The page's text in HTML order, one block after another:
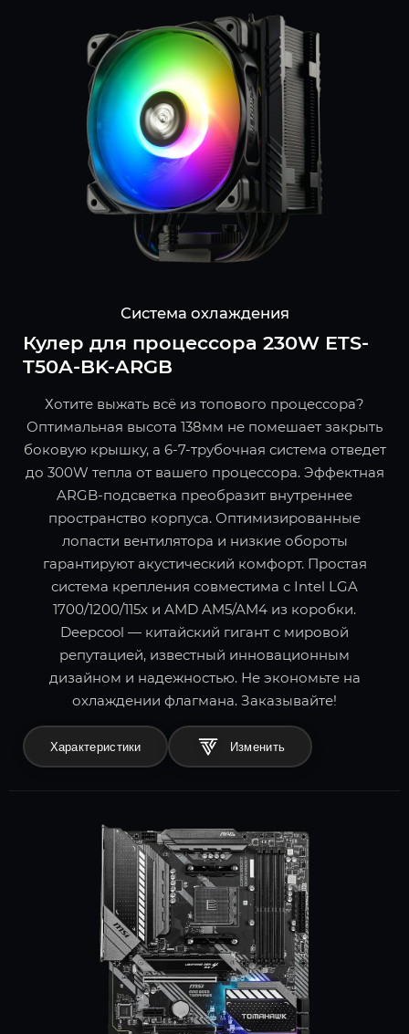
Система охлаждения
Кулер для процессора 230W ETS-
T50A-BK-ARGB
Хотите выжать всё из топового процессора?
Оптимальная высота 138мм не помешает закрыть
боковую крышку, а 6-7-трубочная система отведет
до 300W тепла от вашего процессора. Эффектная
ARGB-подсветка преобразит внутреннее
пространство корпуса. Оптимизированные
лопасти вентилятора и низкие обороты
гарантируют акустический комфорт. Простая
система крепления совместима с Intel LGA
1700/1200/115x и AMD AM5/AM4 из коробки.
Deepcool — китайский гигант с мировой
репутацией, известный инновационным
дизайном и надежностью. Не экономьте на
охлаждении флагмана. Заказывайте!
Характеристики